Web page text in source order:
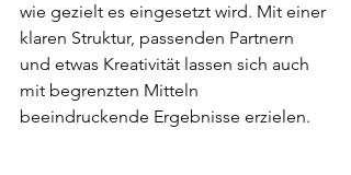
wie gezielt es eingesetzt wird. Mit einer
klaren Struktur, passenden Partnern
und etwas Kreativität lassen sich auch
mit begrenzten Mitteln
beeindruckende Ergebnisse erzielen.